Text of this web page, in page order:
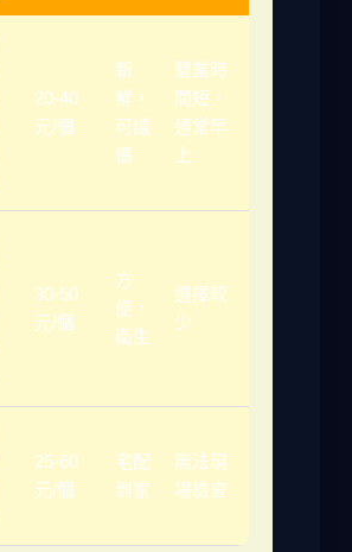
20-40
元/個
新
鮮，
可議
價
營業時
間短，
通常早
上
30-50
元/個
方
便，
衛生
選擇較
少
25-60
元/個
宅配
到家
無法現
場檢查